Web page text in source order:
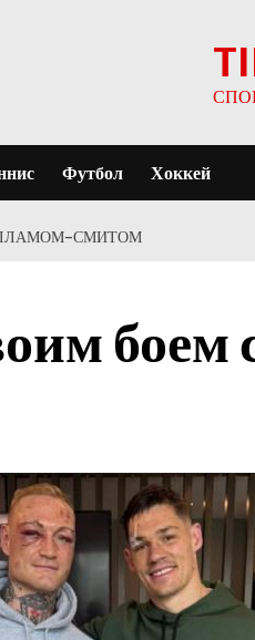
Футбол Хоккей
СМИТОМ